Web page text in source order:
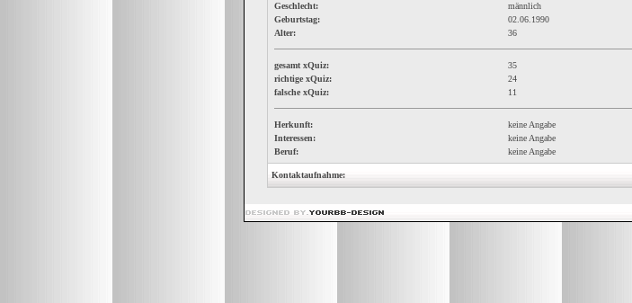
Geschlecht:
männlich
Geburtstag:
02.06.1990
Alter:
36
gesamt xQuiz:
35
richtige xQuiz:
24
falsche xQuiz:
11
Herkunft:
keine Angabe
Interessen:
keine Angabe
Beruf:
keine Angabe
Kontaktaufnahme: